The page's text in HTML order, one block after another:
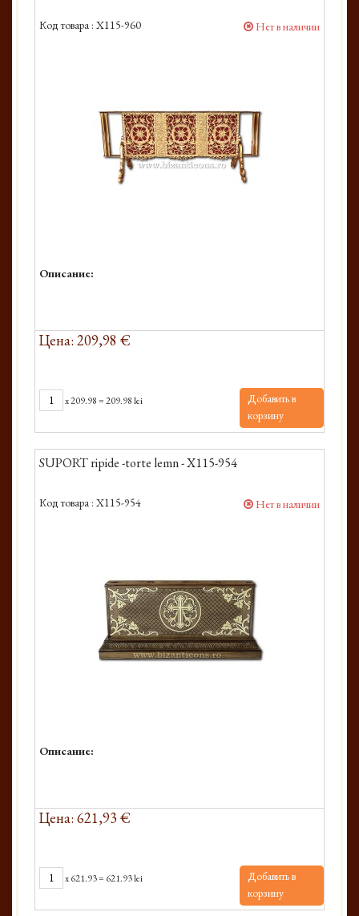
Код товара : X115-960 Нет в наличии
Описание:
Цена: 209,98 €
x209.98=209.98 lei
Добавить в
корзину
SUPORT ripide -torte lemn - X115-954
Код товара : X115-954 Нет в наличии
Описание:
Цена: 621,93 €
x621.93= 621.93 lei
Добавить в
корзину